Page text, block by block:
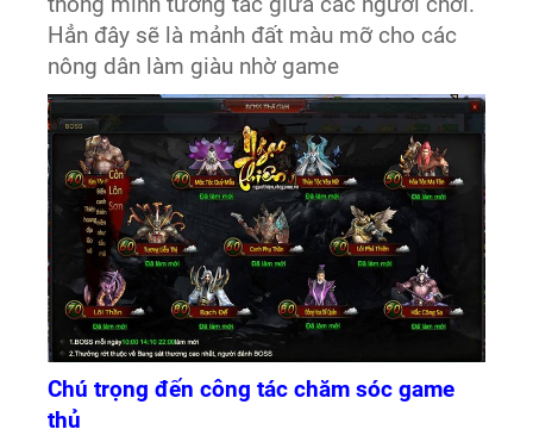
Hẳn đây sẽ là mảnh đất màu mỡ cho các
nông dân làm giàu nhờ game
Chú trọng đến công tác chăm sóc game
thủ